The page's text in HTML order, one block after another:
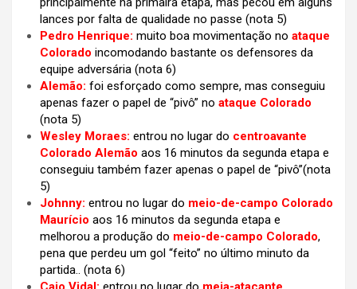
lances por falta de qualidade no passe (nota 5)
Pedro Henrique: muito boa movimentação no ataque
Colorado incomodando bastante os defensores da
equipe adversária (nota 6)
Alemão: foi esforçado como sempre, mas conseguiu
apenas fazer o papel de “pivô” no ataque Colorado
(nota 5)
Wesley Moraes: entrou no lugar do centroavante
Colorado Alemão aos 16 minutos da segunda etapa e
conseguiu também fazer apenas o papel de “pivô”(nota
5)
Johnny: entrou no lugar do meio-de-campo Colorado
Maurício aos 16 minutos da segunda etapa e
melhorou a produção do meio-de-campo Colorado,
pena que perdeu um gol “feito” no último minuto da
partida.. (nota 6)